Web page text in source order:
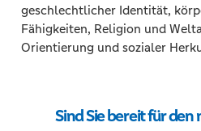
geschlechtlicher Identität,
Fähigkeiten, Religion und
Orientierung und sozialer
Sind Sie bereit für den